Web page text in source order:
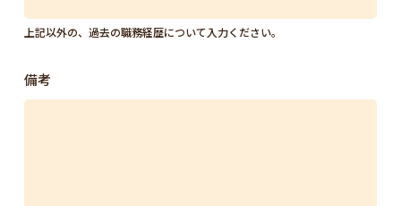
上記以外の、過去の職務経歴について入力ください。
備考